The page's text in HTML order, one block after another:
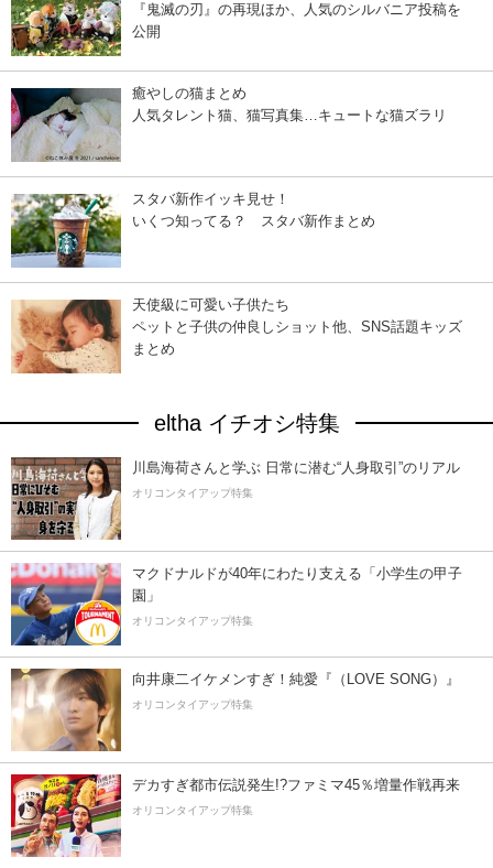
『鬼滅の刃』の再現ほか、人気のシルバニア投稿を
公開
癒やしの猫まとめ
人気タレント猫、猫写真集…キュートな猫ズラリ
スタバ新作イッキ見せ！
いくつ知ってる？ スタバ新作まとめ
天使級に可愛い子供たち
ペットと子供の仲良しショット他、SNS話題キッズ
まとめ
eltha イチオシ特集
川島海荷さんと学ぶ 日常に潜む“人身取引”のリアル
オリコンタイアップ特集
マクドナルドが40年にわたり支える「小学生の甲子
園」
オリコンタイアップ特集
向井康二イケメンすぎ！純愛『（LOVE SONG）』
オリコンタイアップ特集
デカすぎ都市伝説発生!?ファミマ45％増量作戦再来
オリコンタイアップ特集